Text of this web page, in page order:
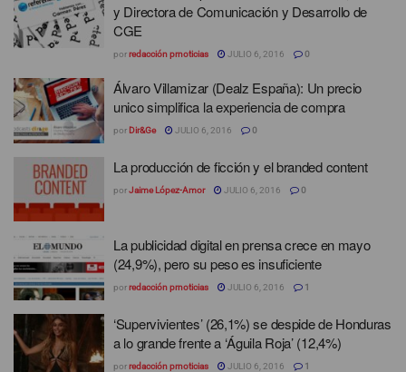
y Directora de Comunicación y Desarrollo de
CGE
porredacción prnoticias JULIO 6, 2016 0
Álvaro Villamizar (Dealz España): Un precio
unico simplifica la experiencia de compra
por Dir&Ge JULIO 6, 2016 0
La producción de ficción y el branded content
porJaime López-Amor JULIO 6, 2016 0
La publicidad digital en prensa crece en mayo
(24,9%), pero su peso es insuficiente
porredacción prnoticias JULIO 6, 2016 1
‘Supervivientes’ (26,1%) se despide de Honduras
a lo grande frente a ‘Águila Roja’ (12,4%)
porredacción prnoticias JULIO 6, 2016 1